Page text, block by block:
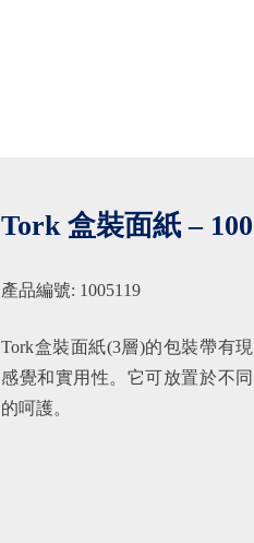
Tork 盒裝面紙 –
產品編號: 1005119
Tork盒裝面紙(3層)的包裝帶有
感覺和實用性。它可放置於不
的呵護。